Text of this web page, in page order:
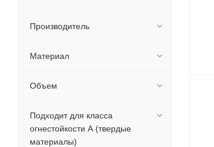
Производитель
Материал
Объем
Подходит для класса
огнестойкости А (твердые
материалы)